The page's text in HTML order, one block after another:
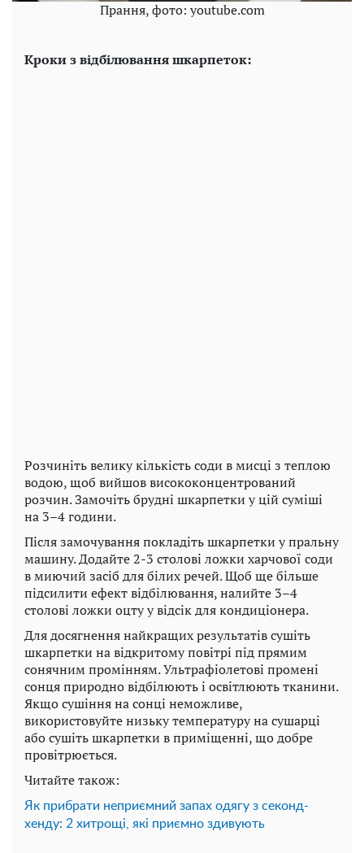
Прання, фото: youtube.com
Кроки з відбілювання шкарпеток:
Розчиніть велику кількість соди в мисці з теплою
водою, щоб вийшов висококонцентрований
розчин. Замочіть брудні шкарпетки у цій суміші
на 3–4 години.
Після замочування покладіть шкарпетки у пральну
машину. Додайте 2-3 столові ложки харчової соди
в миючий засіб для білих речей. Щоб ще більше
підсилити ефект відбілювання, налийте 3–4
столові ложки оцту у відсік для кондиціонера.
Для досягнення найкращих результатів сушіть
шкарпетки на відкритому повітрі під прямим
сонячним промінням. Ультрафіолетові промені
сонця природно відбілюють і освітлюють тканини.
Якщо сушіння на сонці неможливе,
використовуйте низьку температуру на сушарці
або сушіть шкарпетки в приміщенні, що добре
провітрюється.
Читайте також:
Як прибрати неприємний запах одягу з секонд-
хенду: 2 хитрощі, які приємно здивують